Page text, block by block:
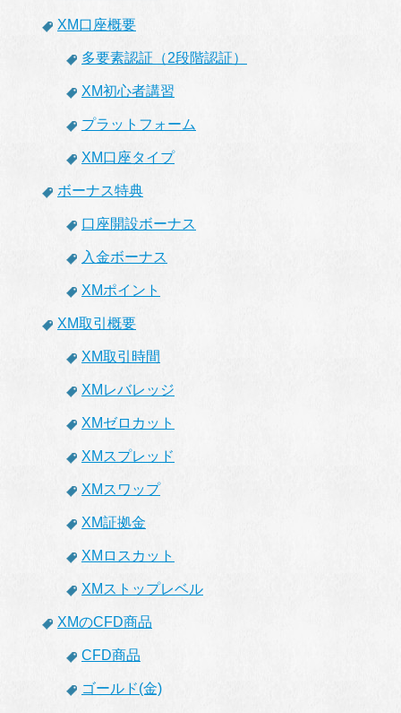
XM口座概要
多要素認証（2段階認証）
XM初心者講習
プラットフォーム
XM口座タイプ
ボーナス特典
口座開設ボーナス
入金ボーナス
XMポイント
XM取引概要
XM取引時間
XMレバレッジ
XMゼロカット
XMスプレッド
XMスワップ
XM証拠金
XMロスカット
XMストップレベル
XMのCFD商品
CFD商品
ゴールド(金)